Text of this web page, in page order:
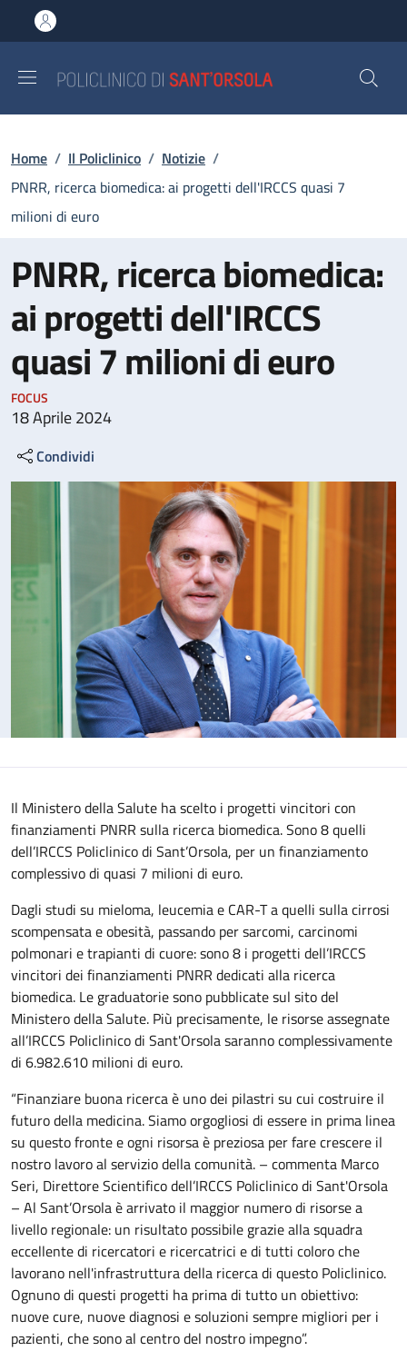
al contenuto principale
to footer content
Briciole di pane
Home / Il Policlinico / Notizie /
PNRR, ricerca biomedica: ai progetti dell'IRCCS quasi 7
milioni di euro
PNRR, ricerca biomedica:
ai progetti dell'IRCCS
quasi 7 milioni di euro
FOCUS
18 Aprile 2024
Condividi
Il Ministero della Salute ha scelto i progetti vincitori con
finanziamenti PNRR sulla ricerca biomedica. Sono 8 quelli
dell’IRCCS Policlinico di Sant’Orsola, per un finanziamento
complessivo di quasi 7 milioni di euro.
Dagli studi su mieloma, leucemia e CAR-T a quelli sulla cirrosi
scompensata e obesità, passando per sarcomi, carcinomi
polmonari e trapianti di cuore: sono 8 i progetti dell’IRCCS
vincitori dei finanziamenti PNRR dedicati alla ricerca
biomedica. Le graduatorie sono pubblicate sul sito del
Ministero della Salute. Più precisamente, le risorse assegnate
all’IRCCS Policlinico di Sant'Orsola saranno complessivamente
di 6.982.610 milioni di euro.
“Finanziare buona ricerca è uno dei pilastri su cui costruire il
futuro della medicina. Siamo orgogliosi di essere in prima linea
su questo fronte e ogni risorsa è preziosa per fare crescere il
nostro lavoro al servizio della comunità. – commenta Marco
Seri, Direttore Scientifico dell’IRCCS Policlinico di Sant'Orsola
– Al Sant’Orsola è arrivato il maggior numero di risorse a
livello regionale: un risultato possibile grazie alla squadra
eccellente di ricercatori e ricercatrici e di tutti coloro che
lavorano nell'infrastruttura della ricerca di questo Policlinico.
Ognuno di questi progetti ha prima di tutto un obiettivo:
nuove cure, nuove diagnosi e soluzioni sempre migliori per i
pazienti, che sono al centro del nostro impegno”.